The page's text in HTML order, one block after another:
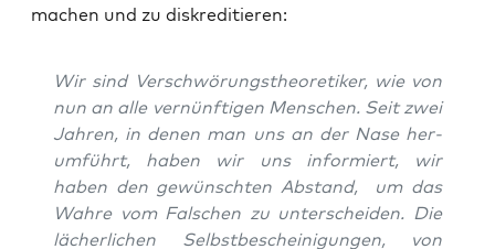
machen und zu diskreditieren:
Wir sind Ver­schwö­rungs­theo­re­ti­ker, wie von
nun an alle ver­nünf­ti­gen Men­schen. Seit zwei
Jah­ren, in denen man uns an der Nase her­
um­führt, haben wir uns infor­miert, wir
haben den gewünsch­ten Abstand, um das
Wah­re vom Fal­schen zu unter­schei­den. Die
lächer­li­chen Selbst­be­schei­ni­gun­gen, von